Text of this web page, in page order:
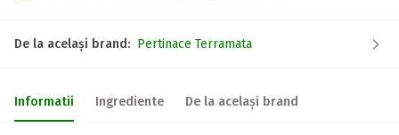
De la același brand: Pertinace Terramata
Informatii Ingrediente De la același brand